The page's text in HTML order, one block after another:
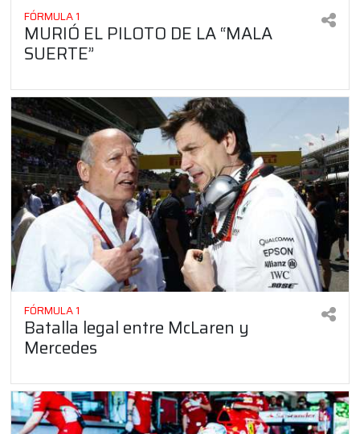
FÓRMULA 1
MURIÓ EL PILOTO DE LA “MALA
SUERTE”
FÓRMULA 1
Batalla legal entre McLaren y
Mercedes